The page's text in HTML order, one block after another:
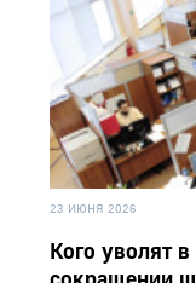
23 ИЮНЯ 2026
Кого уволят